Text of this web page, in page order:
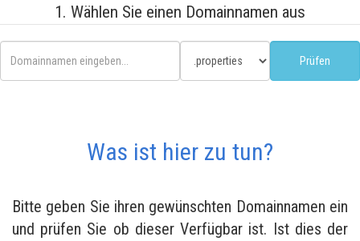
1. Wählen Sie einen Domainnamen aus
Was ist hier zu tun?
Bitte geben Sie ihren gewünschten Domainnamen ein
und prüfen Sie ob dieser Verfügbar ist. Ist dies der